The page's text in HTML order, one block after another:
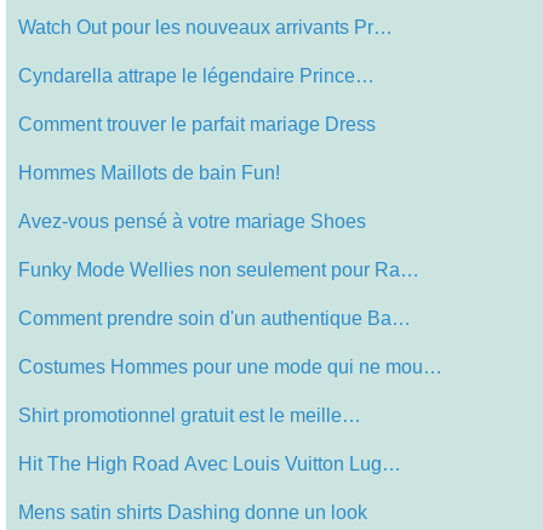
Watch Out pour les nouveaux arrivants Pr…
Cyndarella attrape le légendaire Prince…
Comment trouver le parfait mariage Dress
Hommes Maillots de bain Fun!
Avez-vous pensé à votre mariage Shoes
Funky Mode Wellies non seulement pour Ra…
Comment prendre soin d'un authentique Ba…
Costumes Hommes pour une mode qui ne mou…
Shirt promotionnel gratuit est le meille…
Hit The High Road Avec Louis Vuitton Lug…
Mens satin shirts Dashing donne un look